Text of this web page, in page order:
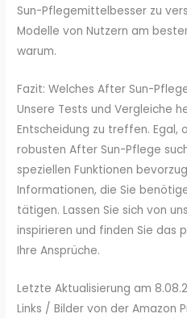
Sun-Pflegemittelbesser zu
Modelle von Nutzern am
warum.
Fazit: Welches After Sun-
Unsere Tests und Vergleiche
Entscheidung zu treffen. Egal,
robusten After Sun-Pflege
speziellen Funktionen
Informationen, die Sie
tätigen. Lassen Sie sich von
inspirieren und finden Sie
Ihre Ansprüche.
Letzte Aktualisierung am
Links / Bilder von der Amazon